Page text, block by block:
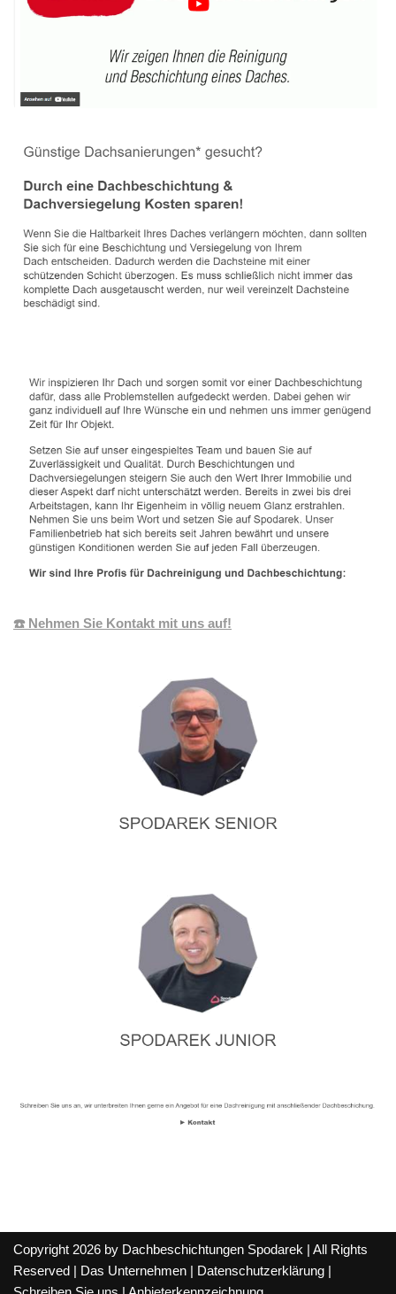
☎️ Nehmen Sie Kontakt mit uns auf!
Copyright 2026 by Dachbeschichtungen Spodarek | All Rights
Reserved |
Das Unternehmen Datenschutzerklärung